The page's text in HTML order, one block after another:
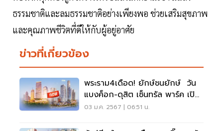
ธรรมชาติและลมธรรมชาติอย่างเพียงพอ ช่วยเสริมสุขภาพ
และคุณภาพชีวิตที่ดีให้กับผู้อยู่อาศัย
ข่าวที่เกี่ยวข้อง
พระราม4เดือด! ยักษ์ชนยักษ์ วัน
แบงค็อก-ดุสิต เซ็นทรัล พาร์ค เปิด
เฟสแรกปี67
03 ม.ค. 2567 | 06:51 น.